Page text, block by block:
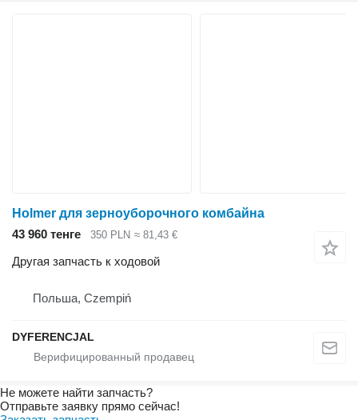
Holmer для зерноуборочного комбайна
43 960 тенге
350 PLN ≈ 81,43 €
Другая запчасть к ходовой
Польша, Czempiń
DYFERENCJAL
Не можете найти запчасть?
Отправьте заявку прямо сейчас!